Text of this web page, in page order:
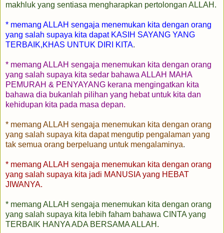
makhluk yang sentiasa mengharapkan pertolongan ALLAH.
* memang ALLAH sengaja menemukan kita dengan orang
yang salah supaya kita dapat KASIH SAYANG YANG
TERBAIK,KHAS UNTUK DIRI KITA.
* memang ALLAH sengaja menemukan kita dengan orang
yang salah supaya kita sedar bahawa ALLAH MAHA
PEMURAH & PENYAYANG kerana mengingatkan kita
bahawa dia bukanlah pilihan yang hebat untuk kita dan
kehidupan kita pada masa depan.
* memang ALLAH sengaja menemukan kita dengan orang
yang salah supaya kita dapat mengutip pengalaman yang
tak semua orang berpeluang untuk mengalaminya.
* memang ALLAH sengaja menemukan kita dengan orang
yang salah supaya kita jadi MANUSIA yang HEBAT
JIWANYA.
* memang ALLAH sengaja menemukan kita dengan orang
yang salah supaya kita lebih faham bahawa CINTA yang
TERBAIK HANYA ADA BERSAMA ALLAH.